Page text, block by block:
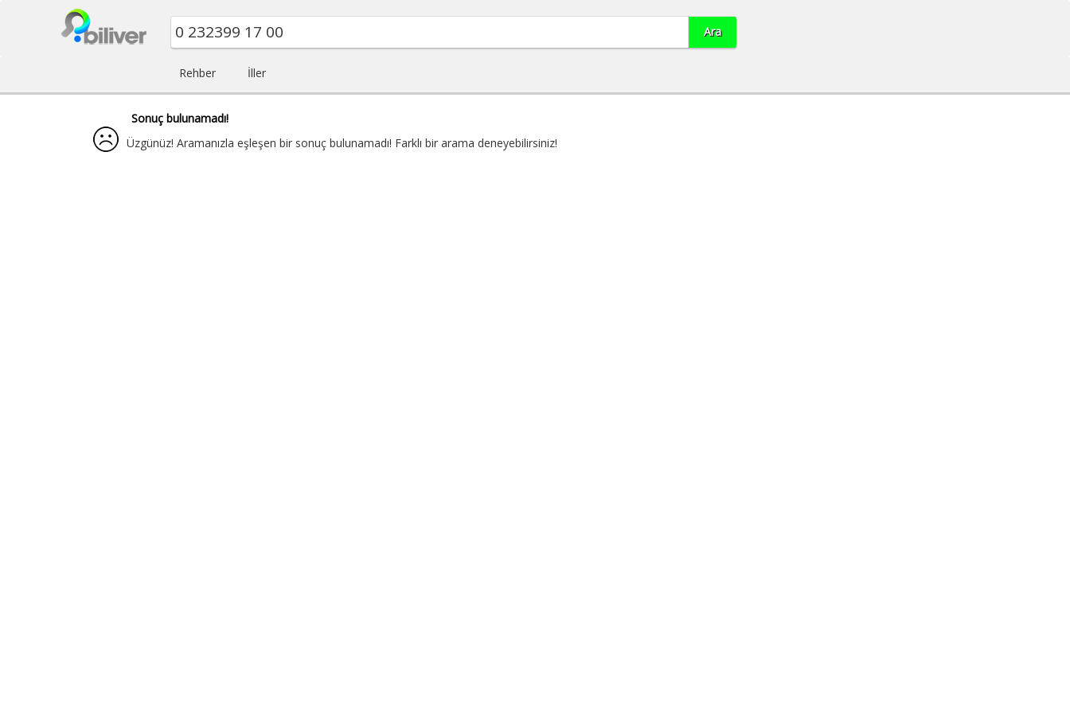
Rehber İller
Sonuç bulunamadı!
Üzgünüz! Aramanızla eşleşen bir sonuç bulunamadı! Farklı bir arama deneyebilirsiniz!